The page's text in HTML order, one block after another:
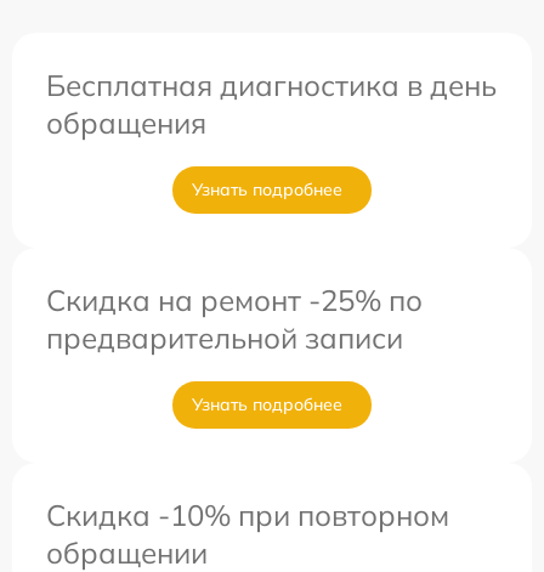
Бесплатная диагностика в день
обращения
Узнать подробнее
Скидка на ремонт -25% по
предварительной записи
Узнать подробнее
Скидка -10% при повторном
обращении